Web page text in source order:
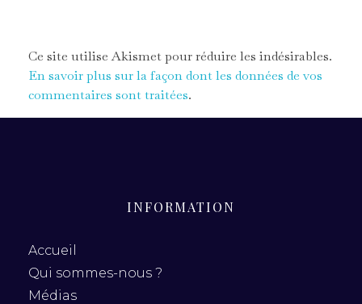
Ce site utilise Akismet pour réduire les indésirables.
En savoir plus sur la façon dont les données de vos
commentaires sont traitées.
INFORMATION
Accueil
Qui sommes-nous ?
Médias